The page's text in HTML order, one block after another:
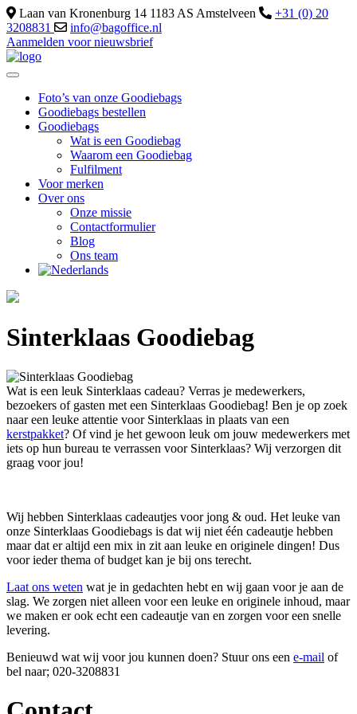
Laan van Kronenburg 14 1183 AS Amstelveen
+31 (0) 20
3208831
info@bagoffice.nl
Aanmelden voor nieuwsbrief
Foto’s van onze Goodiebags
Goodiebags bestellen
Goodiebags
Wat is een Goodiebag
Waarom een Goodiebag
Fulfilment
Voor merken
Over ons
Onze missie
Contactformulier
Blog
Ons team
Sinterklaas Goodiebag
Wat is een leuk Sinterklaas cadeau? Verras je medewerkers,
bezoekers of gasten met een Sinterklaas Goodiebag! Ben je op zoek
naar een leuke attentie voor Sinterklaas in plaats van een
kerstpakket? Of vind je het gewoon leuk om jouw medewerkers met
iets op hun bureau te verrassen voor Sinterklaas? Wij verzorgen dit
graag voor jou!
Wij hebben Sinterklaas cadeautjes voor jong & oud. Het leuke van
onze Sinterklaas Goodiebags is dat wij niet één cadeautje hebben
maar dat er altijd een mix in zit aan leuke en originele dingen! Dus
voor ieder thema of budget kan je bij ons terecht.
Laat ons weten wat je in gedachten hebt en wij gaan voor je aan de
slag. We zorgen niet alleen voor een leuke en originele inhoud, maar
we maken er ook echt een cadeautje van en zorgen voor een snelle
levering.
Benieuwd wat wij voor jou kunnen doen? Stuur ons een e-mail of
bel naar; 020-3208831